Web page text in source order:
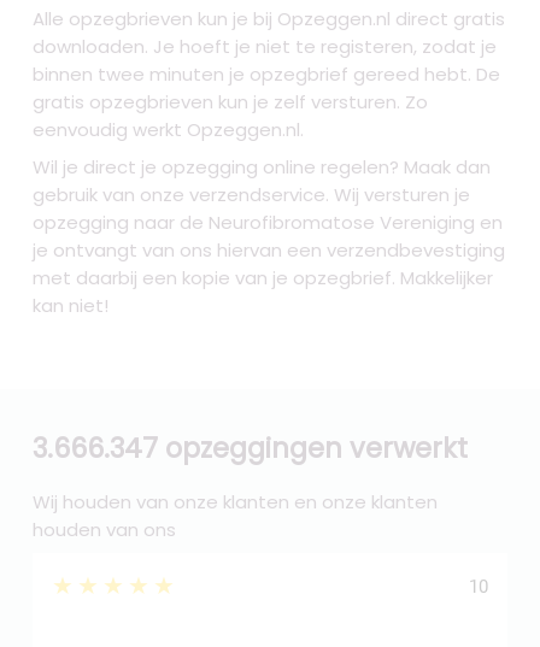
Alle opzegbrieven kun je bij Opzeggen.nl direct gratis
downloaden. Je hoeft je niet te registeren, zodat je
binnen twee minuten je opzegbrief gereed hebt. De
gratis opzegbrieven kun je zelf versturen. Zo
eenvoudig werkt Opzeggen.nl.
Wil je direct je opzegging online regelen? Maak dan
gebruik van onze verzendservice. Wij versturen je
opzegging naar de Neurofibromatose Vereniging en
je ontvangt van ons hiervan een verzendbevestiging
met daarbij een kopie van je opzegbrief. Makkelijker
kan niet!
3.666.347 opzeggingen verwerkt
Wij houden van onze klanten en onze klanten
houden van ons
★★★★★ 10